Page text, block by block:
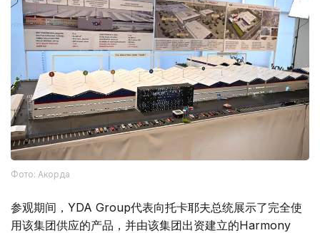
Фото: Акорда
参观期间，YDA Group代表向托卡耶夫总统展示了完全使
用该集团供应的产品，并由该集团出资建立的Harmony